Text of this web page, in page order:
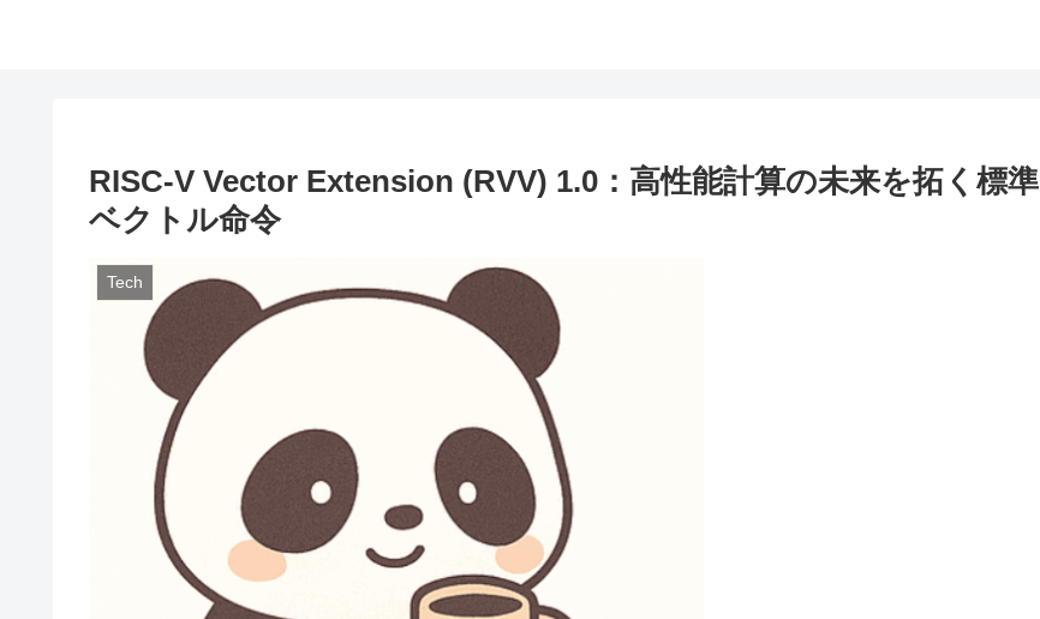
RISC-V Vector Extension (RVV) 1.0：高性能計算の未来を拓く標準
ベクトル命令
Tech